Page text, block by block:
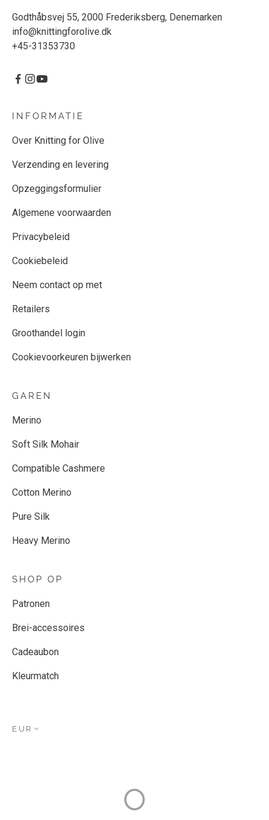
Godthåbsvej 55, 2000 Frederiksberg, Denemarken
info@knittingforolive.dk
+45-31353730
INFORMATIE
Over Knitting for Olive
Verzending en levering
Opzeggingsformulier
Algemene voorwaarden
Privacybeleid
Cookiebeleid
Neem contact op met
Retailers
Groothandel login
Cookievoorkeuren bijwerken
GAREN
Merino
Soft Silk Mohair
Compatible Cashmere
Cotton Merino
Pure Silk
Heavy Merino
SHOP OP
Patronen
Brei-accessoires
Cadeaubon
Kleurmatch
EUR